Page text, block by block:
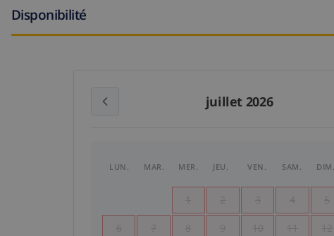
Disponibilité
juillet 2026
LUN. MAR. MER. JEU. VEN. SAM. DIM.
1 2 3 4 5
6 7 8 9 10 11 12